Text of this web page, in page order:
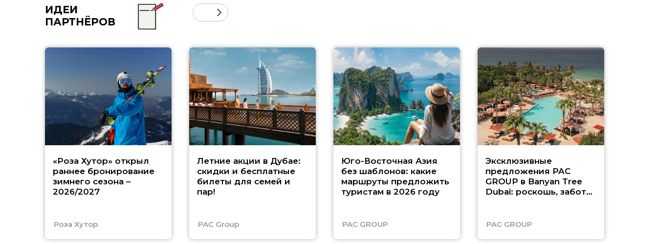
ИДЕИ
ПАРТНЁРОВ
«Роза Хутор» открыл
раннее бронирование
зимнего сезона –
2026/2027
Роза Хутор
Летние акции в Дубае:
скидки и бесплатные
билеты для семей и
пар!
PAC Group
Юго-Восточная Азия
без шаблонов: какие
маршруты предложить
туристам в 2026 году
PAC GROUP
Эксклюзивные
предложения PAC
GROUP в Banyan Tree
Dubai: роскошь, забота
PAC GROUP